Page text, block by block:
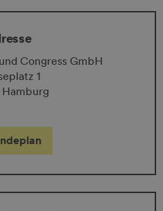
Congress GmbH
1
Hamburg